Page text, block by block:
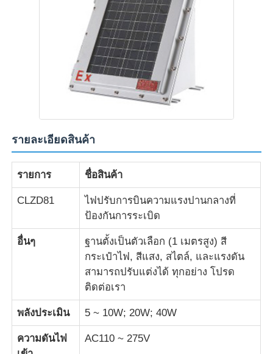
ไฟสัญญาณกันระเบิด
พัดลมป้องกันการระเบิด
สวิตช์ป้องกันการระเบิด
กรดสายไฟที่ป้องกันระเบิด
ปลั๊กและซ็อกเก็ตป้องกันการระเบิด
รายละเอียดสินค้า
รายการ ชื่อสินค้า
CLZD81
ไฟปรับการบินความแรงปานกลางที่
ป้องกันการระเบิด
อื่นๆ
ฐานตั้งเป็นตัวเลือก (1 เมตรสูง) สี
กระเป๋าไฟ, สีแสง, สไตล์, และแรงดัน
สามารถปรับแต่งได้ ทุกอย่าง โปรด
ติดต่อเรา
พลังประเมิน 5 ~ 10W; 20W; 40W
ความดันไฟ
AC110 ~ 275V